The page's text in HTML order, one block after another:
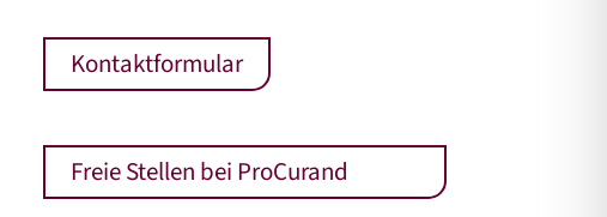
Kontaktformular
Freie Stellen bei ProCurand